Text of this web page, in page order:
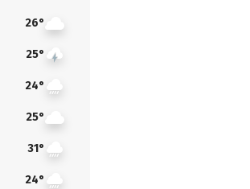
26°
25°
24°
25°
31°
24°